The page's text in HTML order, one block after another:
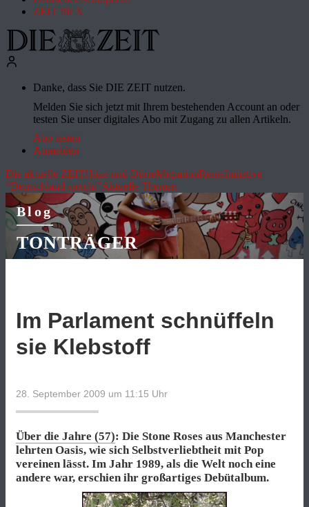
ZEIT für X
Danke, dass Sie DIE ZEIT nutzen.
Melden Sie sich jetzt mit Ihrem bestehenden Account an oder
testen Sie unser digitales Abo mit Zugang zu allen Artikeln.
Abo testen
Anmelden
Die aktuelle ZEITHitze und DürreMigrationRenteInitiative
"Deutschland spricht"Aktuelle Themen
Blog
TONTRÄGER
Im Parlament schnüffeln
sie Klebstoff
28. September 2009 um 11:15 Uhr
Über die Jahre (57): Die Stone Roses aus Manchester
lehrten Oasis, wie sich Selbstverliebtheit mit Pop
vereinen lässt. Im Jahr 1989, als die Welt noch eine
andere war, erschien ihr großartiges Debütalbum.